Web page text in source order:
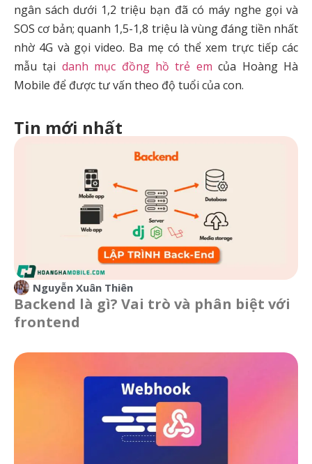
ngân sách dưới 1,2 triệu bạn đã có máy nghe gọi và
SOS cơ bản; quanh 1,5-1,8 triệu là vùng đáng tiền nhất
nhờ 4G và gọi video. Ba mẹ có thể xem trực tiếp các
mẫu tại danh mục đồng hồ trẻ em của Hoàng Hà
Mobile để được tư vấn theo độ tuổi của con.
Tin mới nhất
Nguyễn Xuân Thiên
Backend là gì? Vai trò và phân biệt với
frontend